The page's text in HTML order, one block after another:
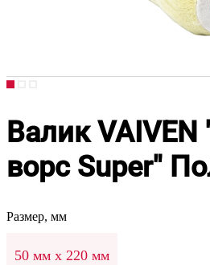
Валик
ворс Super"
Размер, мм
50 мм х 220 мм